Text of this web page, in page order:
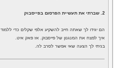
2. שברתי את תעשיית הפרסום בפייסבוק
הם יגידו לך שאתה חייב להשקיע אלפי שקלים כדי ללמוד
איך לפצח את המנגנון של פייסבוק. אז פאק איט.
בניתי לך הצעה שאי אפשר לסרב לה.